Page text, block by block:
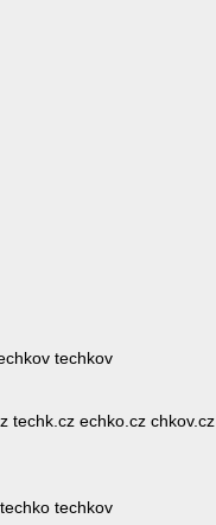
techkov
techk.cz echko.cz chkov.cz
techkov